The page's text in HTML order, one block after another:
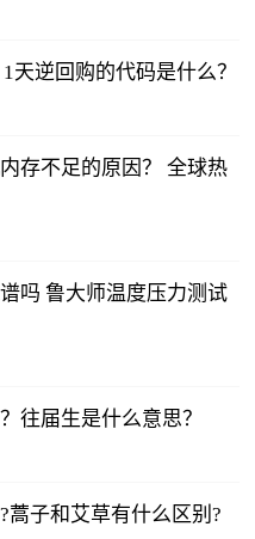
天逆回购的代码是什么？
存不足的原因？ 全球热
吗 鲁大师温度压力测试
往届生是什么意思？
蒿子和艾草有什么区别?